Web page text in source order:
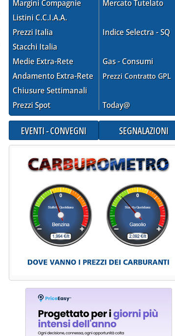
Margini Compagnie
Listini C.C.I.A.A.
Prezzi Italia
Stacchi Italia
Medie Extra-Rete
Andamento Extra-Rete
Chiusure Settimanali
Prezzi Spot
Mercato Tutelato
Indice Selectra - SQ
Gas - Consumi
Prezzi Contratto GPL
Today@
EVENTI - CONVEGNI SEGNALAZIONI